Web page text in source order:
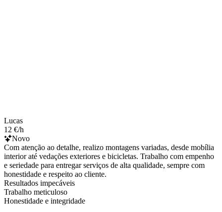
Lucas
12 €/h
Novo
Com atenção ao detalhe, realizo montagens variadas, desde mobília
interior até vedações exteriores e bicicletas. Trabalho com empenho
e seriedade para entregar serviços de alta qualidade, sempre com
honestidade e respeito ao cliente.
Resultados impecáveis
Trabalho meticuloso
Honestidade e integridade